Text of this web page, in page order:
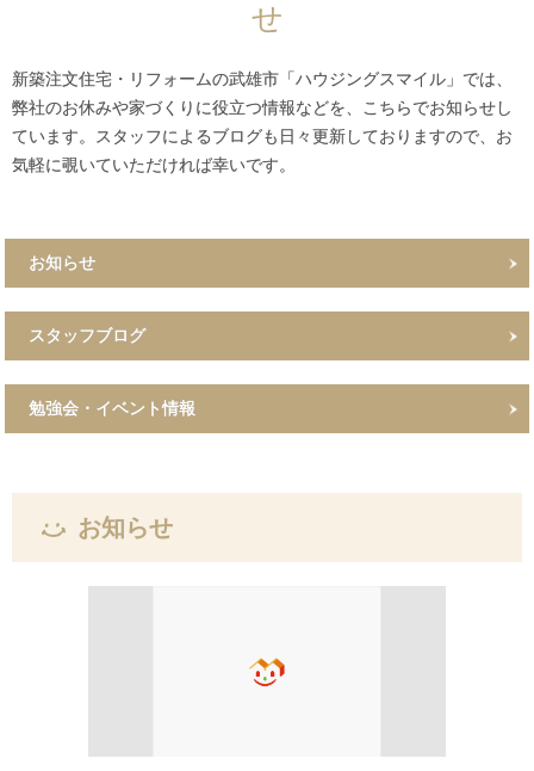
せ
新築注文住宅・リフォームの武雄市「ハウジングスマイル」では、
弊社のお休みや家づくりに役立つ情報などを、こちらでお知らせし
ています。スタッフによるブログも日々更新しておりますので、お
気軽に覗いていただければ幸いです。
お知らせ
スタッフブログ
勉強会・イベント情報
お知らせ